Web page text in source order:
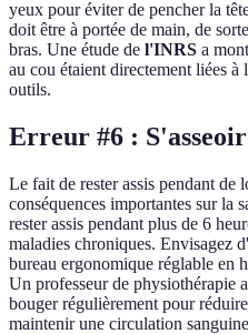
yeux pour éviter de pencher la
doit être à portée de main, de
bras. Une étude de l'INRS a
au cou étaient directement liées à
outils.
Erreur #6 :
Le fait de rester assis pendant de
conséquences importantes sur la
rester assis pendant plus de 6
maladies chroniques. Envisagez
bureau ergonomique réglable en
Un professeur de physiothérapie
bouger régulièrement pour
maintenir une circulation